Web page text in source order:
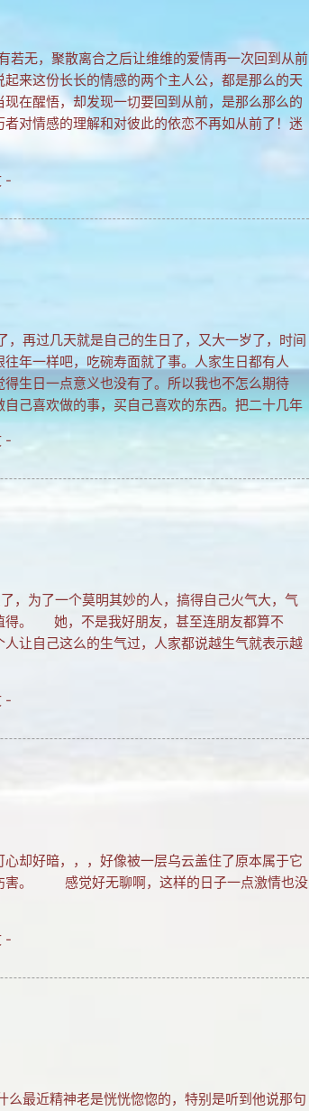
若无，聚散离合之后让维维的爱情再一次回到从前
来这份长长的情感的两个主人公，都是那么的天
在醒悟，却发现一切要回到从前，是那么那么的
对情感的理解和对彼此的依恋不再如从前了！迷
-
再过几天就是自己的生日了，又大一岁了，时间
年一样吧，吃碗寿面就了事。人家生日都有人
生日一点意义也没有了。所以我也不怎么期待
己喜欢做的事，买自己喜欢的东西。把二十几年
-
，为了一个莫明其妙的人，搞得自己火气大，气
得。 她，不是我好朋友，甚至连朋友都算不
让自己这么的生气过，人家都说越生气就表示越
-
好暗，，，好像被一层乌云盖住了原本属于它
害。 感觉好无聊啊，这样的日子一点激情也没
-
近精神老是恍恍惚惚的，特别是听到他说那句